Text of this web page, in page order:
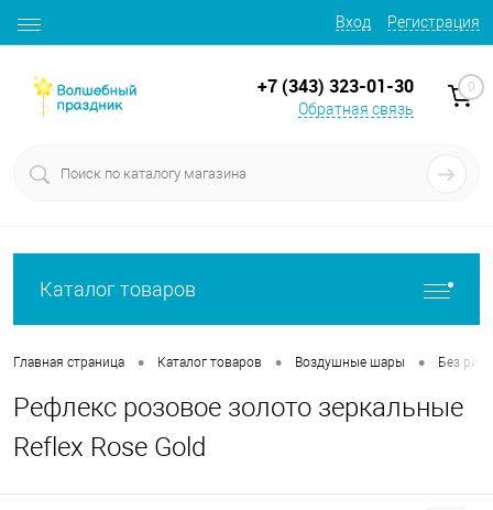
Вход Регистрация
+7 (343) 323-01-30
Обратная связь
0
Каталог товаров
Главная страница • Каталог товаров • Воздушные шары • Без
Рефлекс розовое золото зеркальные
Reflex Rose Gold